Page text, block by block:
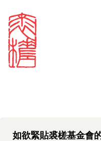
Sign in
Email
Search our
awards,
中文版本頁
期待。
如欲緊貼裘槎基金會